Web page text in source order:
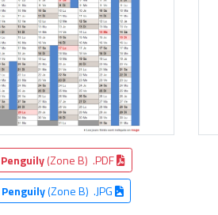
Penguily(Zone B) .PDF
Penguily(Zone B) .JPG